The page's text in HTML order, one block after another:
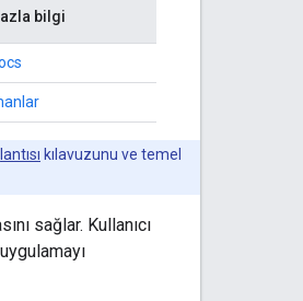
bilgi
kılavuzunu ve temel
sağlar. Kullanıcı